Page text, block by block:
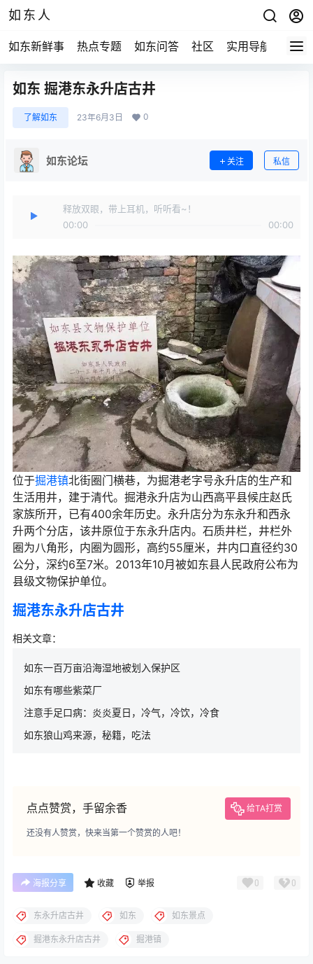
如东人
如东新鲜事 热点专题 如东问答 社区 实用导航 如东
如东 掘港东永升店古井
了解如东 23年6月3日 0
如东论坛 关注 私信
释放双眼，带上耳机，听听看~！
00:00
00:00
位于掘港镇北街圈门横巷，为掘港老字号永升店的生产和
生活用井，建于清代。掘港永升店为山西高平县候庄赵氏
家族所开，已有400余年历史。永升店分为东永升和西永
升两个分店，该井原位于东永升店内。石质井栏，井栏外
圈为八角形，内圈为圆形，高约55厘米，井内口直径约30
公分，深约6至7米。2013年10月被如东县人民政府公布为
县级文物保护单位。
掘港东永升店古井
相关文章：
如东一百万亩沿海湿地被划入保护区
如东有哪些紫菜厂
注意手足口病：炎炎夏日，冷气，冷饮，冷食
如东狼山鸡来源，秘籍，吃法
点点赞赏，手留余香 给TA打赏
还没有人赞赏，快来当第一个赞赏的人吧！
海报分享 收藏 举报 0 0
东永升店古井 如东 如东景点
掘港东永升店古井 掘港镇